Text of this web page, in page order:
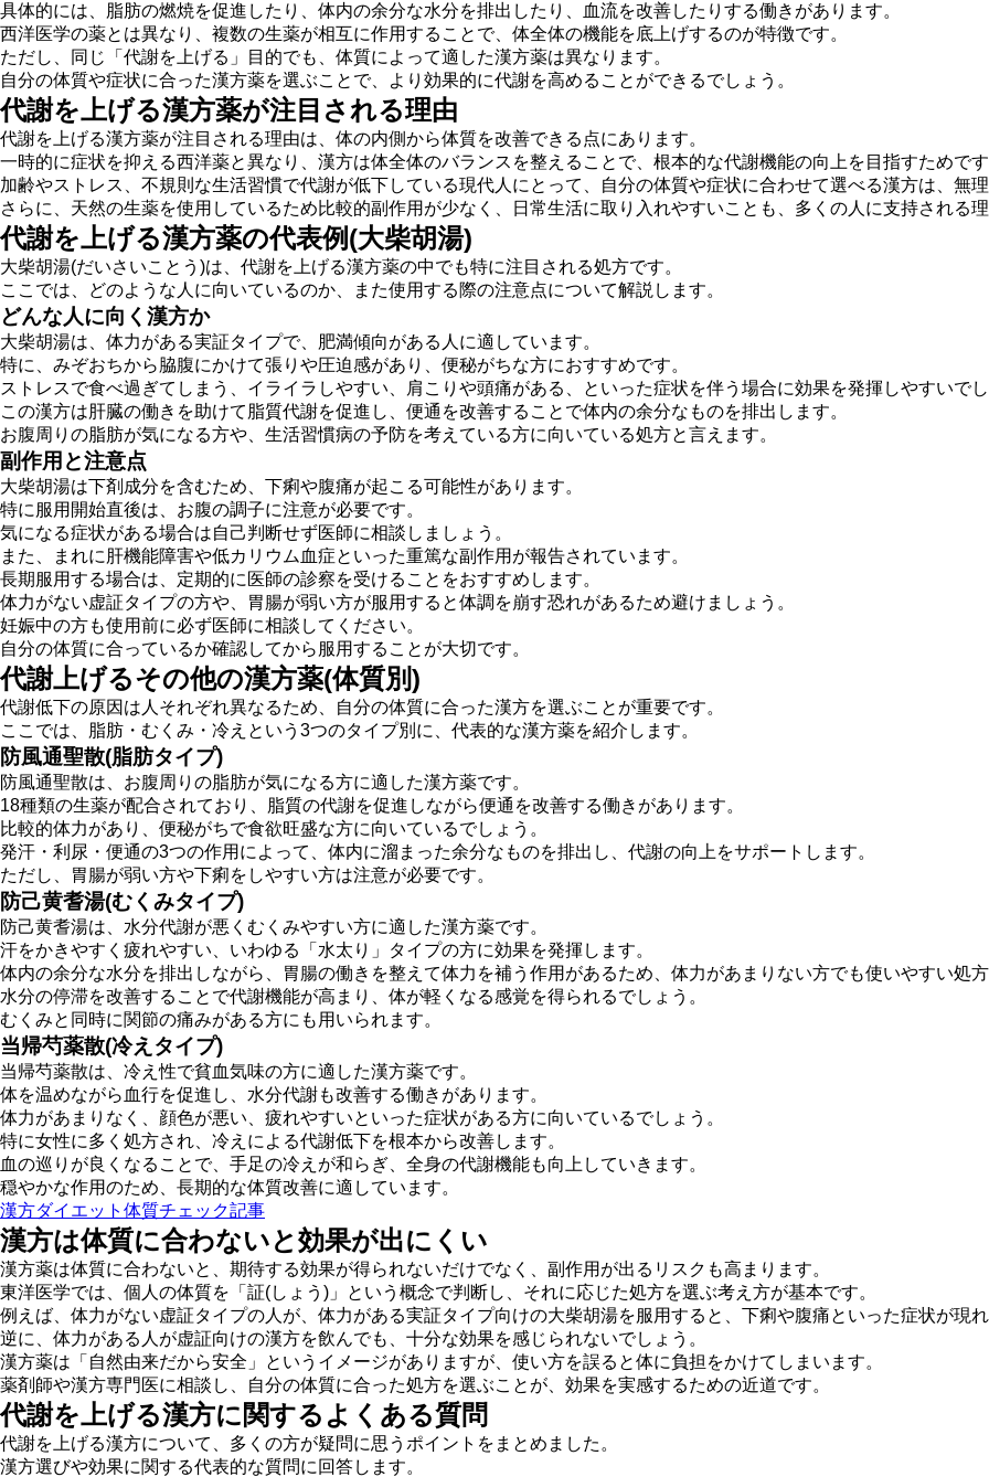
具体的には、脂肪の燃焼を促進したり、体内の余分な水分を排出したり、血流を改善したりする働きがあります。
西洋医学の薬とは異なり、複数の生薬が相互に作用することで、体全体の機能を底上げするのが特徴です。
ただし、同じ「代謝を上げる」目的でも、 体質によって適した漢方薬は異なります。
自分の体質や症状に合った漢方薬を選ぶことで、より効果的に代謝を高めることができるでしょう。
代謝を上げる漢方薬が注目される理由
代謝を上げる漢方薬が注目される理由は、 体の内側から体質を改善できる点にあります。
一時的に症状を抑える西洋薬と異なり、漢方は体全体のバランスを整えることで、根本的な代謝機能の向上を目指すためで
加齢やストレス、不規則な生活習慣で代謝が低下している現代人にとって、自分の体質や症状に合わせて選べる漢方は、無
さらに、天然の生薬を使用しているため比較的副作用が少なく、日常生活に取り入れやすいことも、多くの人に支持される
代謝を上げる漢方薬の代表例(大柴胡湯)
大柴胡湯(だいさいことう)は、代謝を上げる漢方薬の中でも特に注目される処方です。
ここでは、どのような人に向いているのか、また使用する際の注意点について解説します。
どんな人に向く漢方か
大柴胡湯は、 体力がある実証タイプで、肥満傾向がある人 に適しています。
特に、みぞおちから脇腹にかけて張りや圧迫感があり、便秘がちな方におすすめです。
ストレスで食べ過ぎてしまう、イライラしやすい、肩こりや頭痛がある、といった症状を伴う場合に効果を発揮しやすいで
この漢方は肝臓の働きを助けて脂質代謝を促進し、便通を改善することで体内の余分なものを排出します。
お腹周りの脂肪が気になる方や、生活習慣病の予防を考えている方に向いている処方と言えます。
副作用と注意点
大柴胡湯は下剤成分を含むため、 下痢や腹痛が起こる可能性があります。
特に服用開始直後は、お腹の調子に注意が必要です。
気になる症状がある場合は自己判断せず医師に相談しましょう。
また、まれに肝機能障害や低カリウム血症といった重篤な副作用が報告されています。
長期服用する場合は、定期的に医師の診察を受けることをおすすめします。
体力がない虚証タイプの方や、胃腸が弱い方が服用すると体調を崩す恐れがあるため避けましょう。
妊娠中の方も使用前に必ず医師に相談してください。
自分の体質に合っているか確認してから服用することが大切です。
代謝上げるその他の漢方薬(体質別)
代謝低下の原因は人それぞれ異なるため、 自分の体質に合った漢方を選ぶことが重要です。
ここでは、脂肪・むくみ・冷えという3つのタイプ別に、代表的な漢方薬を紹介します。
防風通聖散(脂肪タイプ)
防風通聖散は、 お腹周りの脂肪が気になる方に適した漢方薬です。
18種類の生薬が配合されており、脂質の代謝を促進しながら便通を改善する働きがあります。
比較的体力があり、便秘がちで食欲旺盛な方に向いているでしょう。
発汗・利尿・便通の3つの作用によって、体内に溜まった余分なものを排出し、代謝の向上をサポートします。
ただし、胃腸が弱い方や下痢をしやすい方は注意が必要です。
防己黄耆湯(むくみタイプ)
防己黄耆湯は、 水分代謝が悪くむくみやすい方に適した漢方薬です。
汗をかきやすく疲れやすい、いわゆる「水太り」タイプの方に効果を発揮します。
体内の余分な水分を排出しながら、胃腸の働きを整えて体力を補う作用があるため、体力があまりない方でも使いやすい処
水分の停滞を改善することで代謝機能が高まり、体が軽くなる感覚を得られるでしょう。
むくみと同時に関節の痛みがある方にも用いられます。
当帰芍薬散(冷えタイプ)
当帰芍薬散は、 冷え性で貧血気味の方に適した漢方薬です。
体を温めながら血行を促進し、水分代謝も改善する働きがあります。
体力があまりなく、顔色が悪い、疲れやすいといった症状がある方に向いているでしょう。
特に女性に多く処方され、冷えによる代謝低下を根本から改善します。
血の巡りが良くなることで、手足の冷えが和らぎ、全身の代謝機能も向上していきます。
穏やかな作用のため、長期的な体質改善に適しています。
漢方ダイエット体質チェック記事
漢方は体質に合わないと効果が出にくい
漢方薬は体質に合わないと、期待する効果が得られないだけでなく、副作用が出るリスクも高まります。
東洋医学では、個人の体質を「証(しょう)」という概念で判断し、それに応じた処方を選ぶ考え方が基本です。
例えば、体力がない虚証タイプの人が、体力がある実証タイプ向けの大柴胡湯を服用すると、下痢や腹痛といった症状が現
逆に、体力がある人が虚証向けの漢方を飲んでも、十分な効果を感じられないでしょう。
漢方薬は「自然由来だから安全」というイメージがありますが、使い方を誤ると体に負担をかけてしまいます。
薬剤師や漢方専門医に相談し、自分の体質に合った処方を選ぶこと が、効果を実感するための近道です。
代謝を上げる漢方に関するよくある質問
代謝を上げる漢方について、多くの方が疑問に思うポイントをまとめました。
漢方選びや効果に関する代表的な質問に回答します。